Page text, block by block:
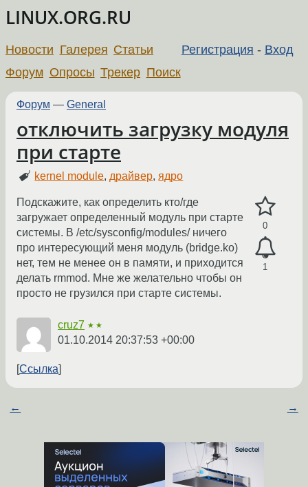
LINUX.ORG.RU
Регистрация - Вход
Новости Галерея Статьи
Форум Опросы Трекер Поиск
Форум — General
отключить загрузку модуля
при старте
kernel module,драйвер,ядро
0
1
Подскажите, как определить кто/где
загружает определенный модуль при старте
системы. В /etc/sysconfig/modules/ ничего
про интересующий меня модуль (bridge.ko)
нет, тем не менее он в памяти, и приходится
делать rmmod. Мне же желательно чтобы он
просто не грузился при старте системы.
cruz7 ★★
01.10.2014 20:37:53 +00:00
Ссылка
← →